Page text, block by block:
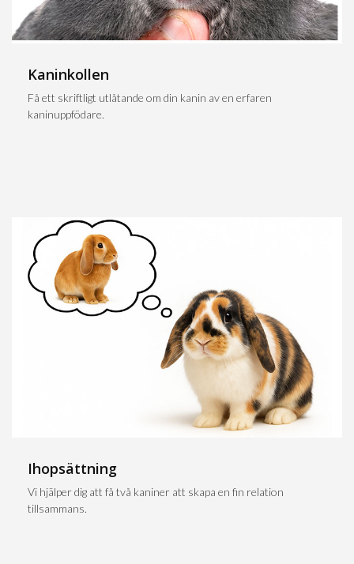
Kaninkollen
Få ett skriftligt utlåtande om din kanin av en erfaren
kaninuppfödare.
Ihopsättning
Vi hjälper dig att få två kaniner att skapa en fin relation
tillsammans.